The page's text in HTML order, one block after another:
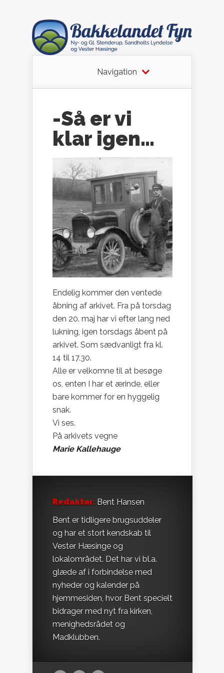
Navigation
-Så er vi
klar igen…
Endelig kommer den ventede
åbning af arkivet. Fra på torsdag
den 20. maj har vi efter lang ned
lukning, igen torsdags åbent på
arkivet. Som sædvanligt fra kl.
14 til 17.30.
Alle er velkomne til at besøge
os, enten I har et ærinde, eller
bare kommer for en hyggelig
snak.
Vi ses.
På arkivets vegne
Marie Kallehauge
Redaktør: Bent Hansen
Bent er tidligere brugsuddeler
og har et stort kendskab til
Vester Hæsinge og
lokalområdet. Det har vi bl.a.
glæde af i forbindelse med
nyheder og kalender på
hjemmesiden, hvor Bent specielt
bidrager med nyt fra kirken,
menighedsrådet og
Madklubben.